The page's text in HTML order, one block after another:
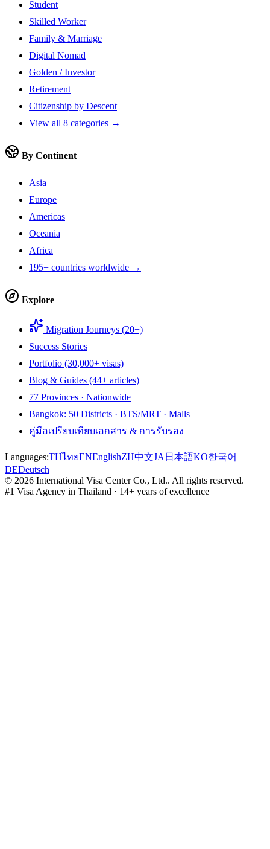
Student
Skilled Worker
Family & Marriage
Digital Nomad
Golden / Investor
Retirement
Citizenship by Descent
View all 8 categories →
By Continent
Asia
Europe
Americas
Oceania
Africa
195+ countries worldwide →
Explore
Migration Journeys (20+)
Success Stories
Portfolio (30,000+ visas)
Blog & Guides (44+ articles)
77 Provinces · Nationwide
Bangkok: 50 Districts · BTS/MRT · Malls
คู่มือเปรียบเทียบเอกสาร & การรับรอง
Languages:THไทยENEnglishZH中文JA 日本語KO한국어
DEDeutsch
© 2026 International Visa Center Co., Ltd.. All rights reserved.
#1 Visa Agency in Thailand · 14+ years of excellence